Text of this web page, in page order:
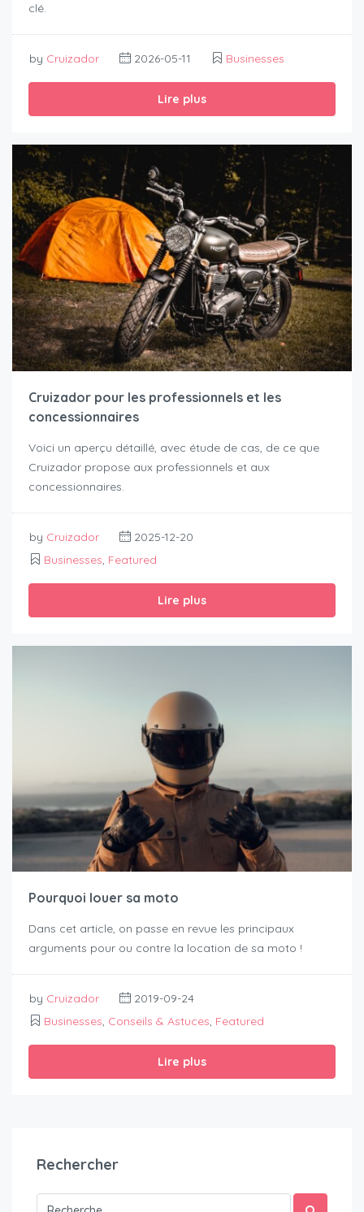
clé.
by Cruizador 2026-05-11 Businesses
Lire plus
Cruizador pour les professionnels et les
concessionnaires
Voici un aperçu détaillé, avec étude de cas, de ce que
Cruizador propose aux professionnels et aux
concessionnaires.
by Cruizador
2025-12-20
Businesses, Featured
Lire plus
Pourquoi louer sa moto
Dans cet article, on passe en revue les principaux
arguments pour ou contre la location de sa moto !
by Cruizador
2019-09-24
Businesses, Conseils & Astuces, Featured
Lire plus
Rechercher